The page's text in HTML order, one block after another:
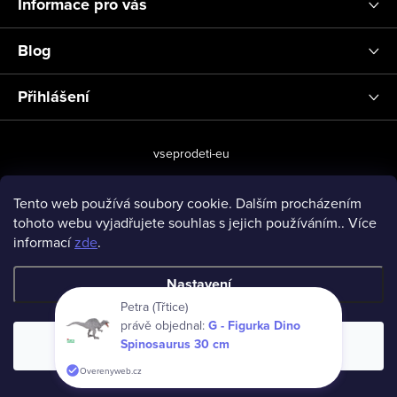
Tento web používá soubory cookie. Dalším procházením
tohoto webu vyjadřujete souhlas s jejich používáním.. Více
informacízde.
Nastavení
Souhlasím
Blog
Přihlášení
vseprodeti-eu
Copyright 2026www.vseprodeti.eu. Všechna práva vyhrazena.
Petra (Třtice)
právě objednal:G - Figurka Dino
Spinosaurus 30 cm
Overenyweb.cz